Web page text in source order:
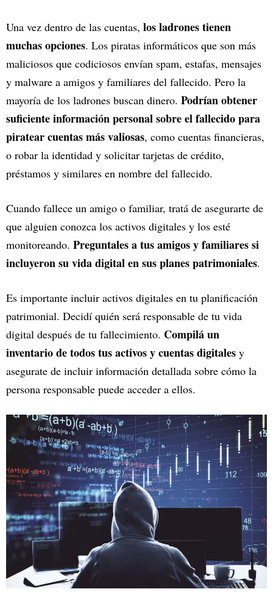
Una vez dentro de las cuentas, los ladrones tienen
muchas opciones. Los piratas informáticos que son más
maliciosos que codiciosos envían spam, estafas, mensajes
y malware a amigos y familiares del fallecido. Pero la
mayoría de los ladrones buscan dinero. Podrían obtener
suficiente información personal sobre el fallecido para
piratear cuentas más valiosas, como cuentas financieras,
o robar la identidad y solicitar tarjetas de crédito,
préstamos y similares en nombre del fallecido.
Cuando fallece un amigo o familiar, tratá de asegurarte de
que alguien conozca los activos digitales y los esté
monitoreando. Preguntales a tus amigos y familiares si
incluyeron su vida digital en sus planes patrimoniales.
Es importante incluir activos digitales en tu planificación
patrimonial. Decidí quién será responsable de tu vida
digital después de tu fallecimiento. Compilá un
inventario de todos tus activos y cuentas digitales y
asegurate de incluir información detallada sobre cómo la
persona responsable puede acceder a ellos.